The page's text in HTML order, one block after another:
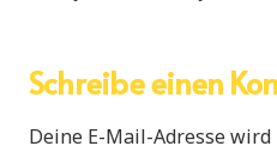
Schreibe einen
Deine E-Mail-Adresse